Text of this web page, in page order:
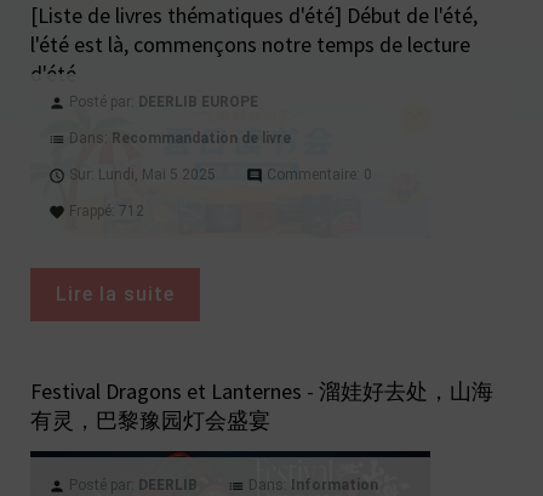
[Liste de livres thématiques d'été] Début de l'été,
l'été est là, commençons notre temps de lecture
d'été
person Posté par: DEERLIB EUROPE
list Dans: Recommandation de livre
access_time Sur: Lundi, Mai 5 2025 comment Commentaire: 0
favorite Frappé: 712
Lire la suite
Festival Dragons et Lanternes - 溜娃好去处，山海
有灵，巴黎豫园灯会盛宴
person Posté par: DEERLIB list Dans: Information